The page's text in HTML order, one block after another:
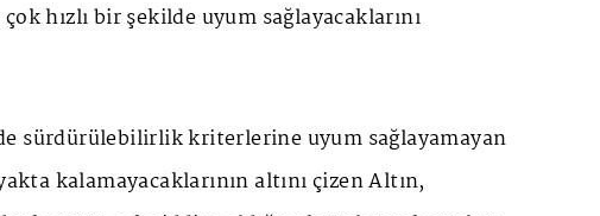
hızlı bir şekilde uyum sağlayacaklarını
sürdürülebilirlik kriterlerine uyum sağlayamayan
kalamayacaklarının altını çizen Altın,